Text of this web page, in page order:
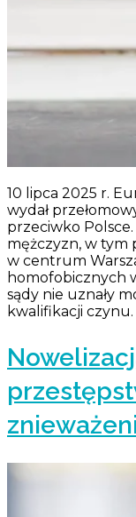
10 lipca 2025 r.
wydał
przeciwko
mężczyzn, w tym
w centrum
homofobicznych
sądy nie uznały
kwalifikacji czynu.